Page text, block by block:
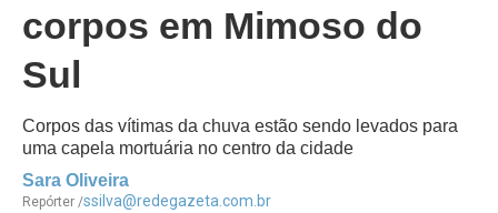
corpos em Mimoso do
Sul
Corpos das vítimas da chuva estão sendo levados para
uma capela mortuária no centro da cidade
Sara Oliveira
Repórter /ssilva@redegazeta.com.br